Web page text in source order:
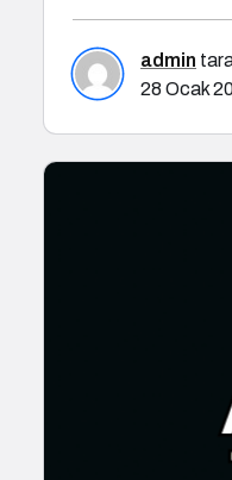
admin
28 Ocak